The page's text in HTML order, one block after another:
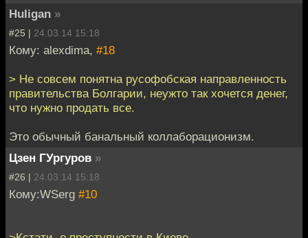
Huligan »
#25 | 24.03.14 15:18
Кому: alexdima, #18
> Не совсем понятна русофобская направленность
правительства Болгарии, неужто так хочется денег,
что нужно продать все.
Это обычный банальный коллаборационизм.
Цзен ГУргуров »
#26 | 24.03.14 15:18
Кому:WSerg #10